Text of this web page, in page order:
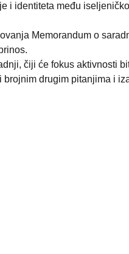
i identiteta među
Memorandum o
čiji će fokus aktivnosti
drugim pitanjima i